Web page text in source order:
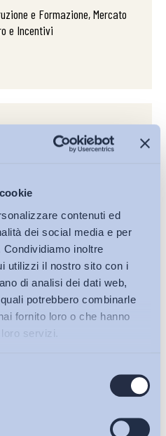
contenuti ed
dei social media e per
inoltre
utilizzi il nostro sito con i
di analisi dei dati web,
potrebbero combinarle
fornito loro o che hanno
servizi.
e Formazione, Mercato
e Incentivi
comunicazioni obbligatorie
di lavoro all’interno delle tre
riduzione dell’orario di